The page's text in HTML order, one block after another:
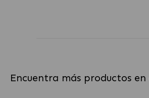
Encuentra más productos en